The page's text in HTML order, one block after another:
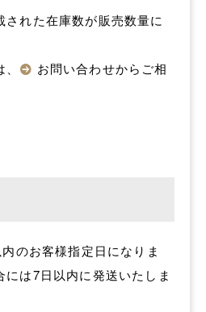
れた在庫数が販売数量に
お問い合わせからご相
のお客様指定日になりま
は7日以内に発送いたしま